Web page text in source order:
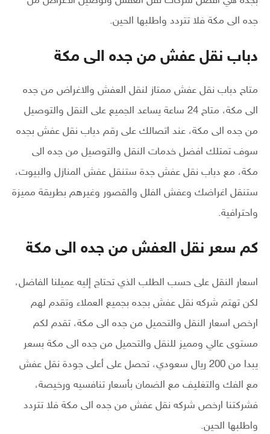
جده الى مكة فلا تتردد واطلبها الحين.
دباب نقل عفش من جده الى مكة
متاح دباب نقل عفش ممتاز لنقل العفش والاغراض من جده
الى مكة، متاح 24 ساعة يساعد الجميع على النقل والتوصيل
من جده الى مكة، عند اتصالك على رقم دباب نقل عفش بجده
سوف تمتلك افضل خدمات النقل والتوصيل من جده الى
مكة، مع دباب نقل عفش جدة ستنقل عفش المنازل والبيوت،
ستنقل اغراضك وعفش الفلل والقصور وغيرهم بطريقة مميزة
واحترافية.
كم سعر نقل العفش من جده الى مكة
اسعار النقل على حسب الطلب الذي تحتاج إليه عميلنا الفاضل،
لكن تهتم شركه نقل عفش بجده بجميع العملاء وتقدم لهم
ارخص اسعار النقل والتحميل من جده الى مكة، تقدم لكم
مستوى عالي ومميز للنقل والتحميل من جده الى مكة بسعر
يبدا من 200 ريال سعودي، تحصل على أعلى جودة نقل عفش
مع الفك والتغليف مع الضمان بأسعار تنافسيه ورخيصة،
فشركتنا ارخص شركه نقل عفش من جده الى مكة فلا تتردد
واطلبها الحين.